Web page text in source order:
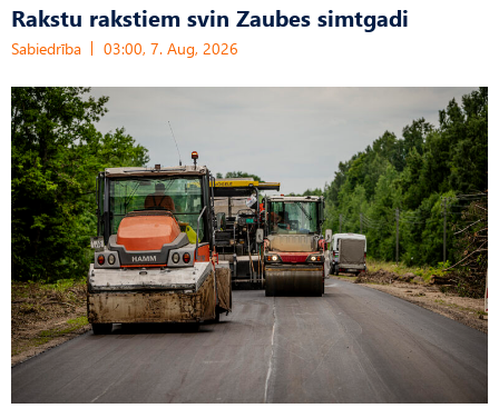
Rakstu rakstiem svin Zaubes simtgadi
Sabiedrība 03:00, 7. Aug, 2026